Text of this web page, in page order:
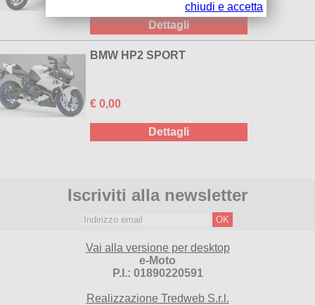
Dettagli
BMW HP2 SPORT
€ 0,00
Dettagli
Iscriviti alla newsletter
Vai alla versione per desktop
e-Moto
P.I.: 01890220591
Realizzazione Tredweb S.r.l.
chiudi e accetta